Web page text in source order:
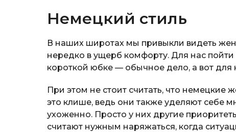
Немецкий стиль
В наших широтах мы привыкли видеть
нередко в ущерб комфорту. Для нас пойти
короткой юбке — обычное дело, а вот для
При этом не стоит считать, что немецкие
это клише, ведь они также уделяют себе
ухоженно. Просто у них другие
считают нужным наряжаться, когда